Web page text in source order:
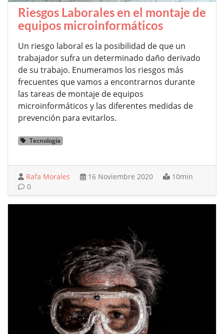
Riesgos Laborales en el montaje de
equipos microinformáticos
Un riesgo laboral es la posibilidad de que un
trabajador sufra un determinado daño derivado
de su trabajo. Enumeramos los riesgos más
frecuentes que vamos a encontrarnos durante
las tareas de montaje de equipos
microinformáticos y las diferentes medidas de
prevención para evitarlos.
Tecnología
Rafa Morales 16 Noviembre 2020
10min
0